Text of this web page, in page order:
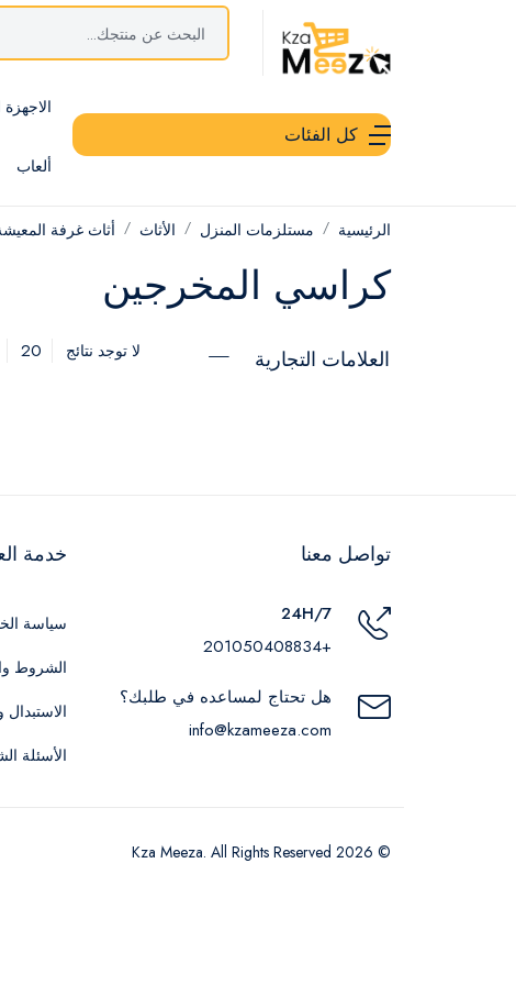
كل الفئات
الاجهزة
ألعاب
الرئيسية مستلزمات المنزل الأثاث أثاث غرفة
كراسي المخرجين
العلامات التجارية لا توجد نتائج 20
تواصل معنا
24H/7
+201050408834
هل تحتاج لمساعده في طلبك؟
info@kzameeza.com
خدمة
سياسة
الشروط
الاستبدال
الأسئلة
© 2026 Kza Meeza. All Rights Reserved